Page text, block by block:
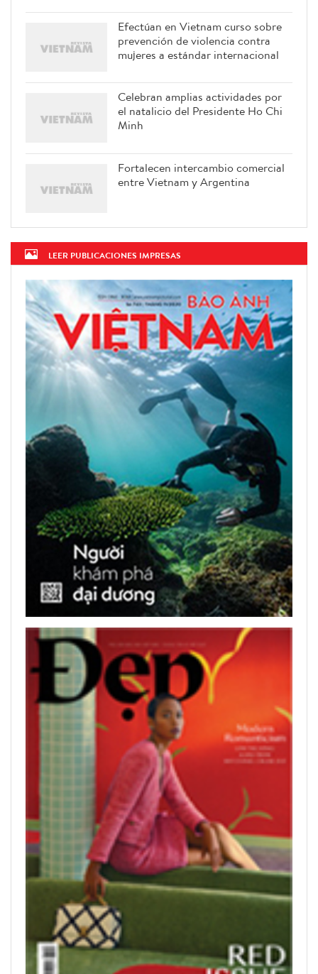
Efectúan en Vietnam curso sobre
prevención de violencia contra
mujeres a estándar internacional
Celebran amplias actividades por
el natalicio del Presidente Ho Chi
Minh
Fortalecen intercambio comercial
entre Vietnam y Argentina
LEER PUBLICACIONES IMPRESAS